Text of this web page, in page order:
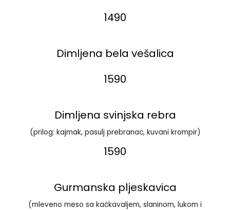
1490
Dimljena bela vešalica
1590
Dimljena svinjska rebra
(prilog: kajmak, pasulj prebranac, kuvani krompir)
1590
Gurmanska pljeskavica
(mleveno meso sa kačkavaljem, slaninom, lukom i